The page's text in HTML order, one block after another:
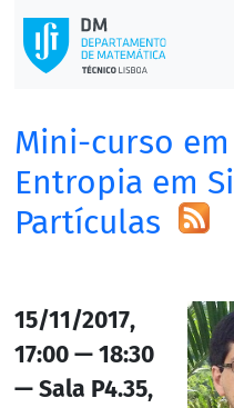
Mini-curso
Entropia em
Partículas
15/11/2017,
17:00 — 18:30
— Sala P4.35,